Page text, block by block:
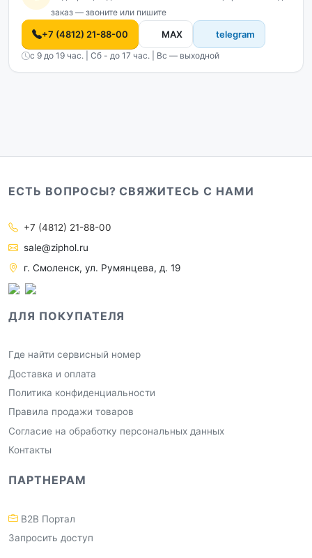
заказ — звоните или пишите
+7 (4812) 21-88-00 MAX telegram
с 9 до 19 час. | Сб - до 17 час. | Вс — выходной
ЕСТЬ ВОПРОСЫ? СВЯЖИТЕСЬ С НАМИ
+7 (4812) 21-88-00
sale@ziphol.ru
г. Смоленск, ул. Румянцева, д. 19
ДЛЯ ПОКУПАТЕЛЯ
Где найти сервисный номер
Доставка и оплата
Политика конфиденциальности
Правила продажи товаров
Согласие на обработку персональных данных
Контакты
ПАРТНЕРАМ
B2B Портал
Запросить доступ